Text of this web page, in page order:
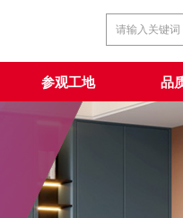
参观工地 品